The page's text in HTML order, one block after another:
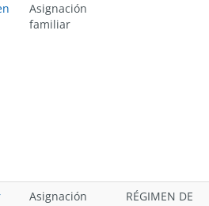
Asignación
familiar
Asignación
RÉGIMEN DE